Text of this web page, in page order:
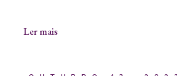
Ler mais